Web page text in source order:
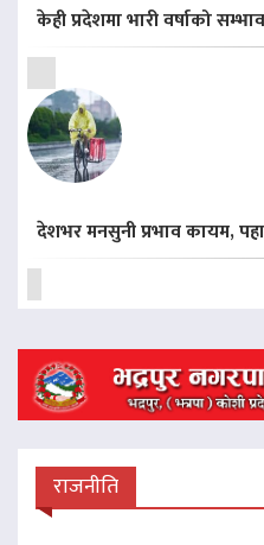
केही प्रदेशमा भारी वर्षाको
देशभर मनसुनी प्रभाव कायम,
राजनीति